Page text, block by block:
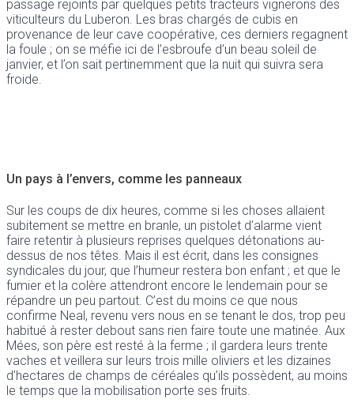
passage rejoints par quelques petits tracteurs vignerons des
viticulteurs du Luberon. Les bras chargés de cubis en
provenance de leur cave coopérative, ces derniers regagnent
la foule ; on se méfie ici de l’esbroufe d’un beau soleil de
janvier, et l’on sait pertinemment que la nuit qui suivra sera
froide.
Un pays à l’envers, comme les panneaux
Sur les coups de dix heures, comme si les choses allaient
subitement se mettre en branle, un pistolet d’alarme vient
faire retentir à plusieurs reprises quelques détonations au-
dessus de nos têtes. Mais il est écrit, dans les consignes
syndicales du jour, que l’humeur restera bon enfant ; et que le
fumier et la colère attendront encore le lendemain pour se
répandre un peu partout. C’est du moins ce que nous
confirme Neal, revenu vers nous en se tenant le dos, trop peu
habitué à rester debout sans rien faire toute une matinée. Aux
Mées, son père est resté à la ferme ; il gardera leurs trente
vaches et veillera sur leurs trois mille oliviers et les dizaines
d’hectares de champs de céréales qu’ils possèdent, au moins
le temps que la mobilisation porte ses fruits.